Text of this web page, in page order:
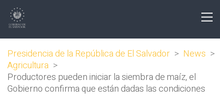
Presidencia de la República de El Salvador > News >
Agricultura >
Productores pueden iniciar la siembra de maíz, el
Gobierno confirma que están dadas las condiciones